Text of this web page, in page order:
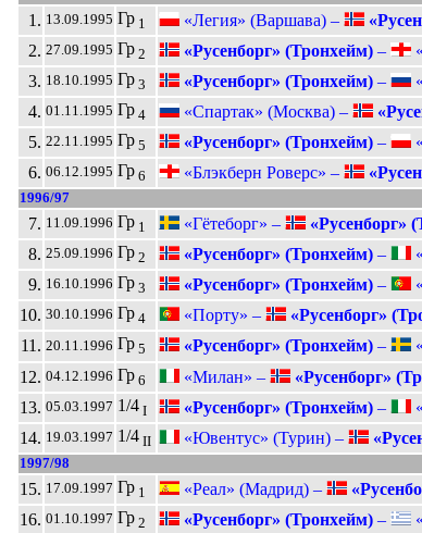
1. 13.09.1995 Гр 1 «Легия» (Варшава) –
2. 27.09.1995 Гр 2 «Русенборг» (Тронхейм) –
3. 18.10.1995 Гр 3 «Русенборг» (Тронхейм) –
4. 01.11.1995 Гр 4 «Спартак» (Москва) –
5. 22.11.1995 Гр 5 «Русенборг» (Тронхейм) –
6. 06.12.1995 Гр 6 «Блэкберн Роверс» –
1996/97
7. 11.09.1996 Гр 1 «Гётеборг» – «Русенборг»
8. 25.09.1996 Гр 2 «Русенборг» (Тронхейм) –
9. 16.10.1996 Гр 3 «Русенборг» (Тронхейм) –
10. 30.10.1996 Гр 4 «Порту» – «Русенборг»
11. 20.11.1996 Гр 5 «Русенборг» (Тронхейм) –
12. 04.12.1996 Гр 6 «Милан» – «Русенборг»
13. 05.03.1997 1/4 I «Русенборг» (Тронхейм) –
14. 19.03.1997 1/4 II «Ювентус» (Турин) –
1997/98
15. 17.09.1997 Гр 1 «Реал» (Мадрид) –
16. 01.10.1997 Гр 2 «Русенборг» (Тронхейм) –